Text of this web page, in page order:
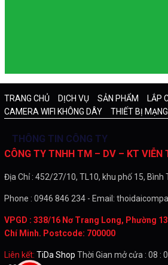
TRANG CHỦ DỊCH VỤ SẢN PHẨM
LẮP
CAMERA WIFI KHÔNG DÂY
THIẾT BỊ MẠNG
THÔNG TIN CÔNG TY
CÔNG TY TNHH TM – DV – KT VIỄN
Địa Chỉ : 452/27/10, TL10, khu phố 15, Bình
Phone : 0946 846 234 - Email:
VPGD : 338/16 Nơ Trang Long, Phường
Chí Minh. Postcode: 700000
Liên kết: TiDa Shop Thời Gian mở cửa : 08 :